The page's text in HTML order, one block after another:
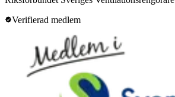
Verifierad medlem